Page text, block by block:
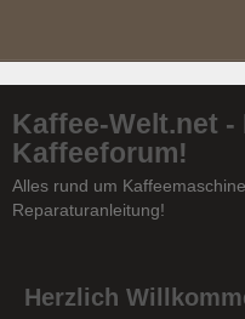
Kaffee-Welt.net
Kaffeeforum!
Alles rund um
Reparaturanleitung!
Herzlich